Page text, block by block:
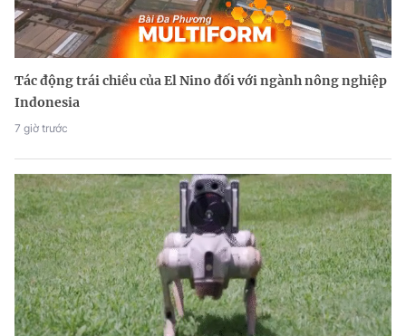
Tác động trái chiều của El Nino đối với ngành nông nghiệp
Indonesia
7 giờ trước